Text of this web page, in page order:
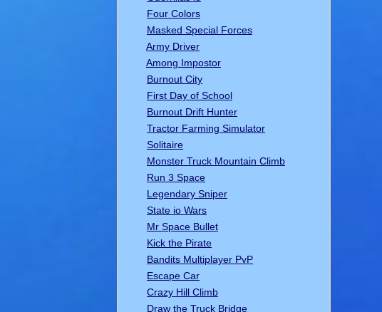
Four Colors
Masked Special Forces
Army Driver
Among Impostor
Burnout City
First Day of School
Burnout Drift Hunter
Tractor Farming Simulator
Solitaire
Monster Truck Mountain Climb
Run 3 Space
Legendary Sniper
State io Wars
Mr Space Bullet
Kick the Pirate
Bandits Multiplayer PvP
Escape Car
Crazy Hill Climb
Draw the Truck Bridge